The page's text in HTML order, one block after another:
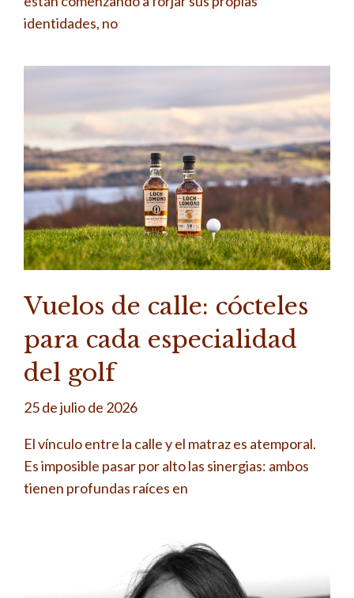
identidades, no
Vuelos de calle: cócteles
para cada especialidad
del golf
25 de julio de 2026
El vínculo entre la calle y el matraz es atemporal.
Es imposible pasar por alto las sinergias: ambos
tienen profundas raíces en